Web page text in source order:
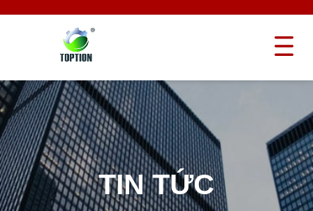
TIN TỨC